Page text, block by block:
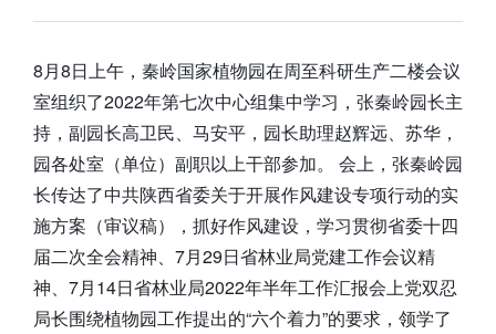
8月8日上午，秦岭国家植物园在周至科研生产二楼会议
室组织了2022年第七次中心组集中学习，张秦岭园长主
持，副园长高卫民、马安平，园长助理赵辉远、苏华，
园各处室（单位）副职以上干部参加。 会上，张秦岭园
长传达了中共陕西省委关于开展作风建设专项行动的实
施方案（审议稿），抓好作风建设，学习贯彻省委十四
届二次全会精神、7月29日省林业局党建工作会议精
神、7月14日省林业局2022年半年工作汇报会上党双忍
局长围绕植物园工作提出的“六个着力”的要求，领学了